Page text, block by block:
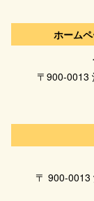
ホーム
〒900-0013
〒 900-0013